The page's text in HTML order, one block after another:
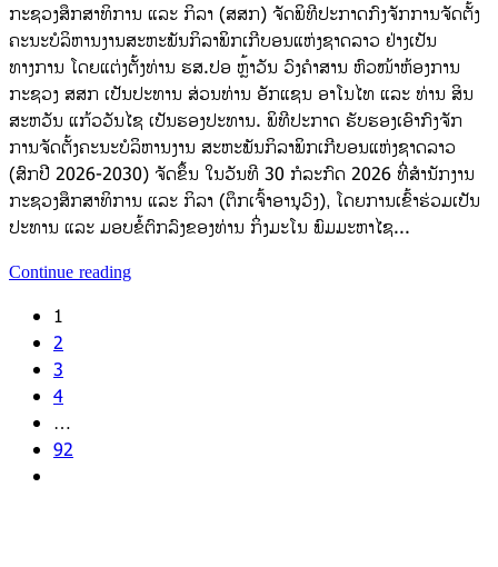
ກະຊວງສຶກສາທິການ ແລະ ກິລາ (ສສກ) ຈັດພິທີປະກາດກົງຈັກການຈັດຕັ້ງ
ຄະນະບໍລິຫານງານສະຫະພັນກິລາພິກເກີບອນແຫ່ງຊາດລາວ ຢ່າງເປັນ
ທາງການ ໂດຍແຕ່ງຕັ້ງທ່ານ ຮສ.ປອ ຫຼ້າວັນ ວົງຄຳສານ ຫົວໜ້າຫ້ອງການ
ກະຊວງ ສສກ ເປັນປະທານ ສ່ວນທ່ານ ອັກແຊນ ອາໂນໄທ ແລະ ທ່ານ ສິນ
ສະຫວັນ ແກ້ວວັນໄຊ ເປັນຮອງປະທານ. ພິທີປະກາດ ຮັບຮອງເອົາກົງຈັກ
ການຈັດຕັ້ງຄະນະບໍລິຫານງານ ສະຫະພັນກິລາພິກເກີບອນແຫ່ງຊາດລາວ
(ສົກປີ 2026-2030) ຈັດຂຶ້ນ ໃນວັນທີ 30 ກໍລະກົດ 2026 ທີ່ສຳນັກງານ
ກະຊວງສຶກສາທິການ ແລະ ກິລາ (ຕຶກເຈົ້າອານຸວົງ), ໂດຍການເຂົ້າຮ່ວມເປັນ
ປະທານ ແລະ ມອບຂໍ້ຕົກລົງຂອງທ່ານ ກິ່ງມະໂນ ພົມມະຫາໄຊ...
Continue reading
1
2
3
4
…
92